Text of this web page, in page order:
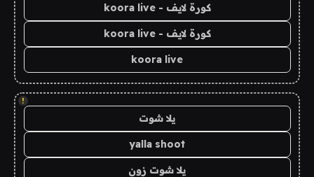
كورة لايف - koora live
كورة لايف - koora live
koora live
!
يلا شوت
yalla shoot
يلا شوت زون